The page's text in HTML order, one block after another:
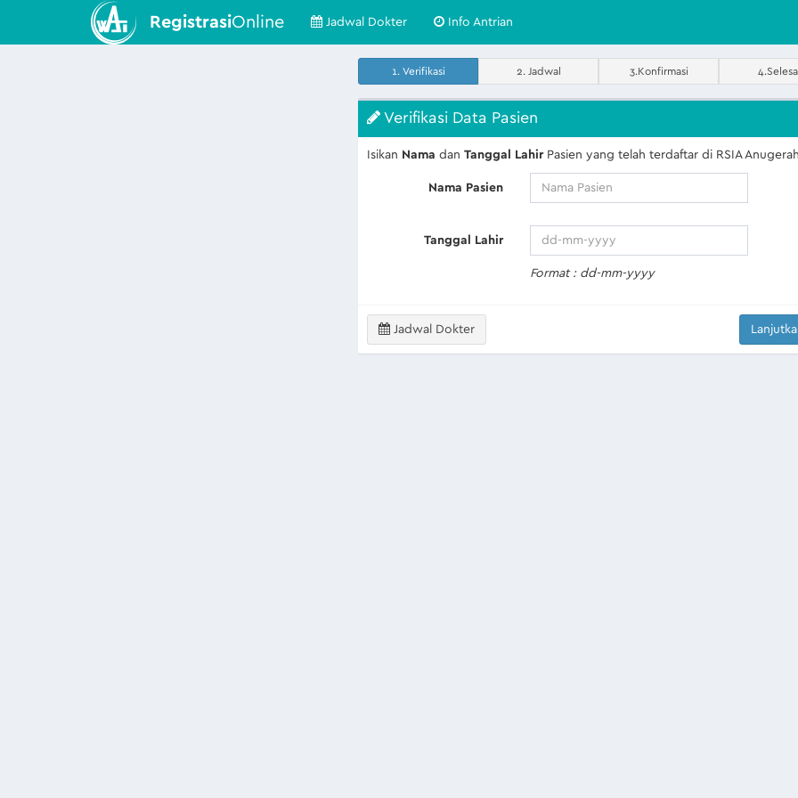
RegistrasiOnline Jadwal Dokter Info Antrian
1. Verifikasi 2. Jadwal 3.Konfirmasi
Verifikasi Data Pasien
Isikan Nama dan Tanggal LahirPasien yang telah terdaftar di RSIA Anugerah
Nama Pasien
Tanggal Lahir
Format : dd-mm-yyyy
Jadwal Dokter